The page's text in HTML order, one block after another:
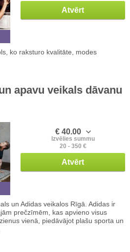
Atvērt
ko raksturo kvalitāte, modes
apavu veikals dāvanu
€ 40.00
Izvēlies summu
20 - 350 €
Atvērt
un Adidas veikalos Rīgā. Adidas ir
prečzīmēm, kas apvieno visus
vienā, piedāvājot plašu sporta un